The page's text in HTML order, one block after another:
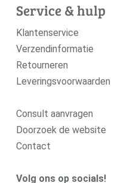
Service & hulp
Klantenservice
Verzendinformatie
Retourneren
Leveringsvoorwaarden
Consult aanvragen
Doorzoek de website
Contact
Volg ons op socials!